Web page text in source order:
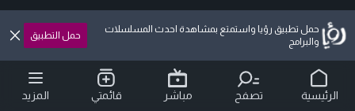
حمل تطبيق رؤيا واستمتع بمشاهدة احدث المسلسلات
والبرامج
حمل التطبيق
الرئيسية تصفح مباشر قائمتي المزيد